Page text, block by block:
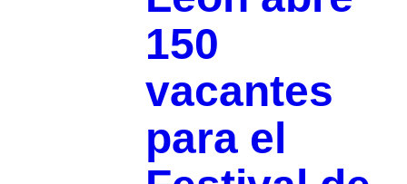
150
vacantes
para el